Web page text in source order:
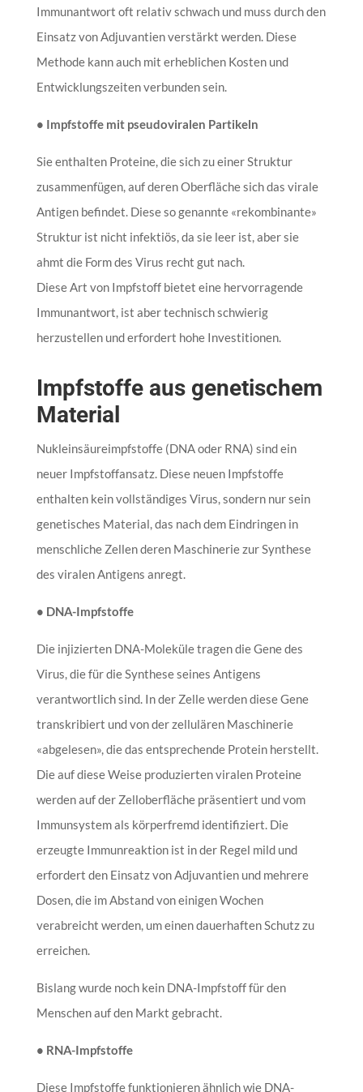
Immunantwort oft relativ schwach und muss durch den
Einsatz von Adjuvantien verstärkt werden. Diese
Methode kann auch mit erheblichen Kosten und
Entwicklungszeiten verbunden sein.
• Impfstoffe mit pseudoviralen Partikeln
Sie enthalten Proteine, die sich zu einer Struktur
zusammenfügen, auf deren Oberfläche sich das virale
Antigen befindet. Diese so genannte «rekombinante»
Struktur ist nicht infektiös, da sie leer ist, aber sie
ahmt die Form des Virus recht gut nach.
Diese Art von Impfstoff bietet eine hervorragende
Immunantwort, ist aber technisch schwierig
herzustellen und erfordert hohe Investitionen.
Impfstoffe aus genetischem
Material
Nukleinsäureimpfstoffe (DNA oder RNA) sind ein
neuer Impfstoffansatz. Diese neuen Impfstoffe
enthalten kein vollständiges Virus, sondern nur sein
genetisches Material, das nach dem Eindringen in
menschliche Zellen deren Maschinerie zur Synthese
des viralen Antigens anregt.
• DNA-Impfstoffe
Die injizierten DNA-Moleküle tragen die Gene des
Virus, die für die Synthese seines Antigens
verantwortlich sind. In der Zelle werden diese Gene
transkribiert und von der zellulären Maschinerie
«abgelesen», die das entsprechende Protein herstellt.
Die auf diese Weise produzierten viralen Proteine
werden auf der Zelloberfläche präsentiert und vom
Immunsystem als körperfremd identifiziert. Die
erzeugte Immunreaktion ist in der Regel mild und
erfordert den Einsatz von Adjuvantien und mehrere
Dosen, die im Abstand von einigen Wochen
verabreicht werden, um einen dauerhaften Schutz zu
erreichen.
Bislang wurde noch kein DNA-Impfstoff für den
Menschen auf den Markt gebracht.
• RNA-Impfstoffe
Diese Impfstoffe funktionieren ähnlich wie DNA-